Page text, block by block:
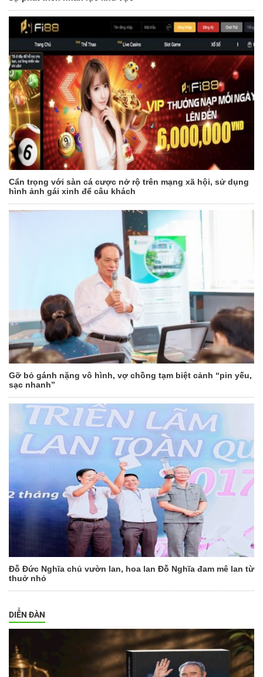
Cẩn trọng với sàn cá cược nở rộ trên mạng xã hội, sử dụng
hình ảnh gái xinh để câu khách
Gỡ bỏ gánh nặng vô hình, vợ chồng tạm biệt cảnh “pin yếu,
sạc nhanh”
Đỗ Đức Nghĩa chủ vườn lan, hoa lan Đỗ Nghĩa đam mê lan từ
thuở nhỏ
DIỄN ĐÀN